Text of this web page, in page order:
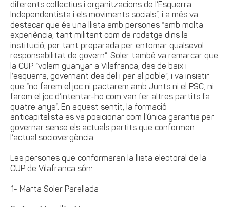
diferents col·lectius i organitzacions de l’Esquerra
Independentista i els moviments socials”, i a més va
destacar que és una llista amb persones “amb molta
experiència, tant militant com de rodatge dins la
institució, per tant preparada per entomar qualsevol
responsabilitat de govern”. Soler també va remarcar que
la CUP “volem guanyar a Vilafranca, des de baix i
l’esquerra, governant des del i per al poble”, i va insistir
que “no farem el joc ni pactarem amb Junts ni el PSC, ni
farem el joc d’intentar-ho com van fer altres partits fa
quatre anys”. En aquest sentit, la formació
anticapitalista es va posicionar com l’única garantia per
governar sense els actuals partits que conformen
l’actual sociovergència.
Les persones que conformaran la llista electoral de la
CUP de Vilafranca són:
1- Marta Soler Parellada